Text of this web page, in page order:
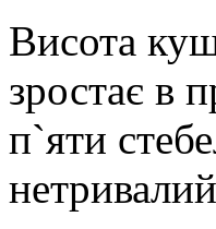
Висота
зростає в
п`яти